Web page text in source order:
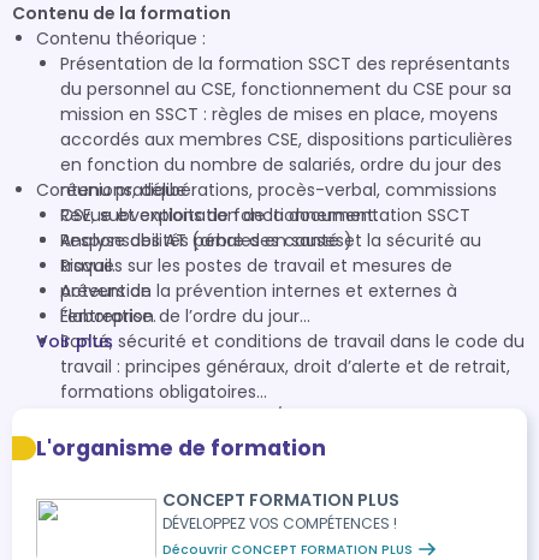
Contenu de la formation
Contenu théorique :
Présentation de la formation SSCT des représentants
du personnel au CSE, fonctionnement du CSE pour sa
mission en SSCT : règles de mises en place, moyens
accordés aux membres CSE, dispositions particulières
en fonction du nombre de salariés, ordre du jour des
réunions, délibérations, procès-verbal, commissions
CSE, subventions de fonctionnement.
Responsabilités pénales en santé et la sécurité au
travail.
Acteurs de la prévention internes et externes à
l’entreprise.
Santé, sécurité et conditions de travail dans le code du
travail : principes généraux, droit d’alerte et de retrait,
formations obligatoires...
rapport et programme SSCT, registre et document
SSCT, DUER, plan de prévention...
Facteurs de risques professionnels : grandes familles
de risques, mesures de prévention, RPS et
harcèlement.
Contenu pratique :
Revue et exploitation de la documentation SSCT
Analyse des AT (arbre des causes)
Risques sur les postes de travail et mesures de
prévention
Élaboration de l’ordre du jour...
Voir plus
L'organisme de formation
CONCEPT FORMATION PLUS
DÉVELOPPEZ VOS COMPÉTENCES !
Découvrir CONCEPT FORMATION PLUS